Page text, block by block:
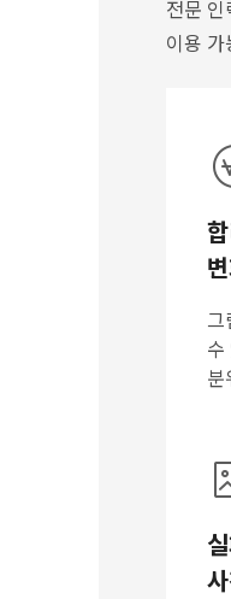
전문
이용
그
수
분